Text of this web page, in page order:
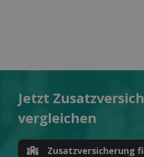
Jetzt
ver­gleichen
Zusatz­versicherung